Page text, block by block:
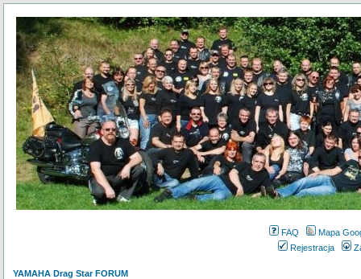
FAQ
Mapa
Rejestracja
YAMAHA Drag Star FORUM